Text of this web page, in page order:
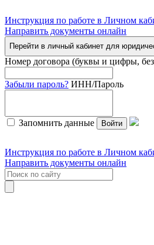
Инструкция по работе в Личном
Направить документы онлайн
Перейти в личный кабинет для
Номер договора (буквы и цифры,
Забыли пароль? ИНН/Пароль
Запомнить данные Войти
Инструкция по работе в Личном
Направить документы онлайн